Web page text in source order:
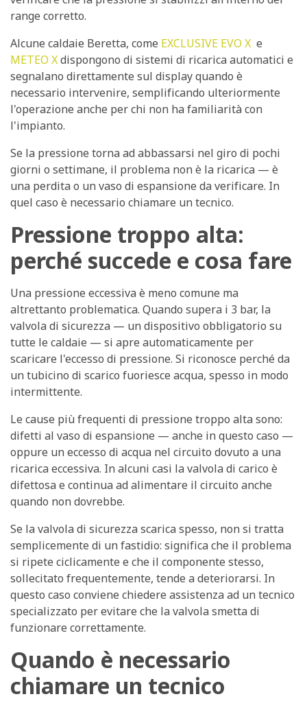
range corretto.
Alcune caldaie Beretta, come EXCLUSIVE EVO X e
METEO Xdispongono di sistemi di ricarica automatici e
segnalano direttamente sul display quando è
necessario intervenire, semplificando ulteriormente
l'operazione anche per chi non ha familiarità con
l'impianto.
Se la pressione torna ad abbassarsi nel giro di pochi
giorni o settimane, il problema non è la ricarica — è
una perdita o un vaso di espansione da verificare. In
quel caso è necessario chiamare un tecnico.
Pressione troppo alta:
perché succede e cosa fare
Una pressione eccessiva è meno comune ma
altrettanto problematica. Quando supera i 3 bar, la
valvola di sicurezza — un dispositivo obbligatorio su
tutte le caldaie — si apre automaticamente per
scaricare l'eccesso di pressione. Si riconosce perché da
un tubicino di scarico fuoriesce acqua, spesso in modo
intermittente.
Le cause più frequenti di pressione troppo alta sono:
difetti al vaso di espansione — anche in questo caso —
oppure un eccesso di acqua nel circuito dovuto a una
ricarica eccessiva. In alcuni casi la valvola di carico è
difettosa e continua ad alimentare il circuito anche
quando non dovrebbe.
Se la valvola di sicurezza scarica spesso, non si tratta
semplicemente di un fastidio: significa che il problema
si ripete ciclicamente e che il componente stesso,
sollecitato frequentemente, tende a deteriorarsi. In
questo caso conviene chiedere assistenza ad un tecnico
specializzato per evitare che la valvola smetta di
funzionare correttamente.
Quando è necessario
chiamare un tecnico